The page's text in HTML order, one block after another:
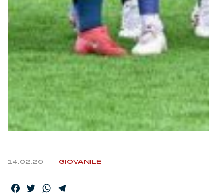
14.02.26 GIOVANILE
Facebook
TwitterWhatsApp